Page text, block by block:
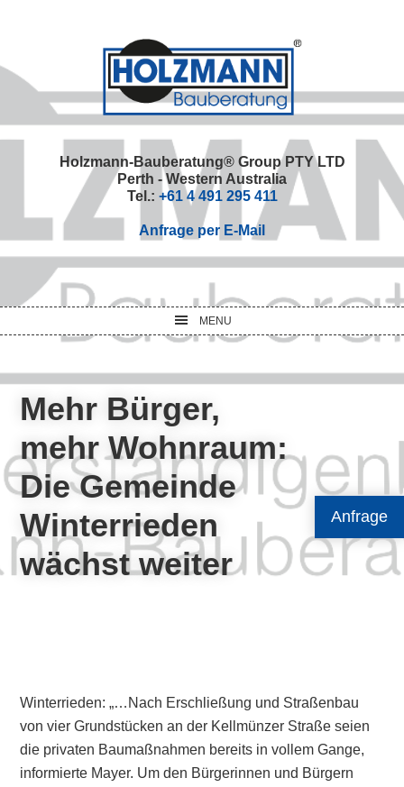
Anfrage
navigation
content
sidebar
Holzmann-Bauberatung® Group PTY LTD
Perth - Western Australia
Tel.: +61 4 491 295 411
Anfrage per E-Mail
MENU
Mehr Bürger,
mehr Wohnraum:
Die Gemeinde
Winterrieden
wächst weiter
Winterrieden: „…Nach Erschließung und Straßenbau
von vier Grundstücken an der Kellmünzer Straße seien
die privaten Baumaßnahmen bereits in vollem Gange,
informierte Mayer. Um den Bürgerinnen und Bürgern